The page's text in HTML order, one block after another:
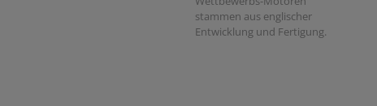
stammen aus englischer
Entwicklung und Fertigung.